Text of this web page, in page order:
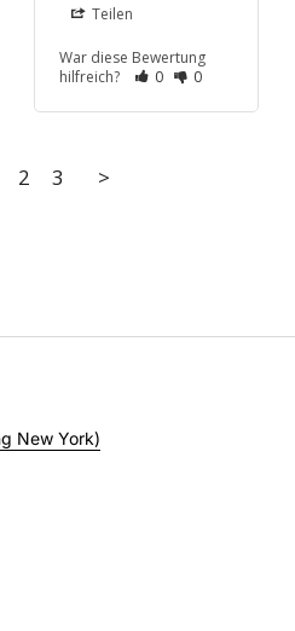
Teilen
War diese Bewertung
hilfreich?
0 0
2 3 >
New York)